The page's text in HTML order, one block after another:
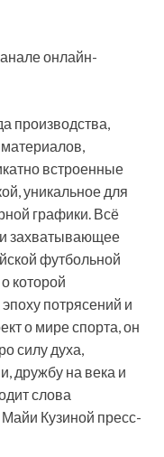
онлайн-
производства,
встроенные
уникальное для
графики. Всё
захватывающее
футбольной
которой
потрясений и
о мире спорта, он
силу духа,
дружбу на века и
слова
Кузиной пресс-